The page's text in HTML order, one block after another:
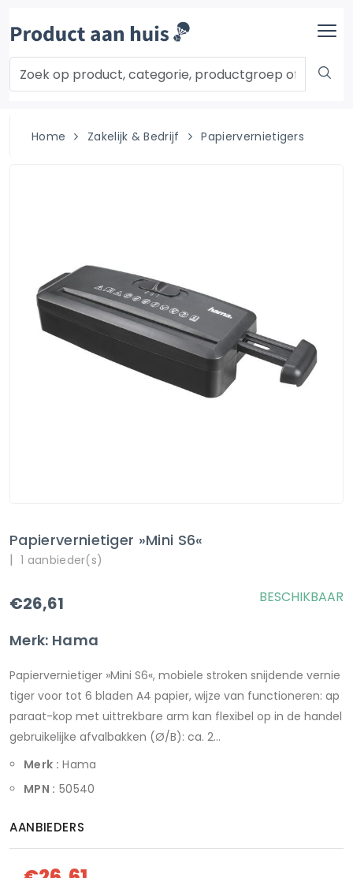
Home Zakelijk & Bedrijf Papiervernietigers
Papiervernietiger »Mini S6«
| 1 aanbieder(s)
€26,61
Merk: Hama
BESCHIKBAAR
Papiervernietiger »Mini S6«, mobiele stroken snijdende vernie
tiger voor tot 6 bladen A4 papier, wijze van functioneren: ap
paraat-kop met uittrekbare arm kan flexibel op in de handel
gebruikelijke afvalbakken (Ø/B): ca. 2...
Merk : Hama
MPN : 50540
AANBIEDERS